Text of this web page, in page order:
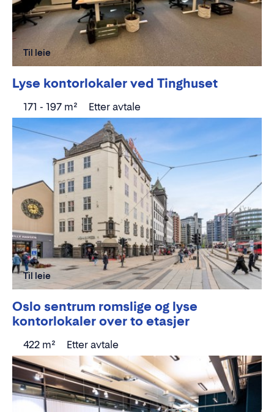
Lyse kontorlokaler ved Tinghuset
171 - 197 m² Etter avtale
Til leie
Oslo sentrum romslige og lyse
kontorlokaler over to etasjer
422 m² Etter avtale
Til leie